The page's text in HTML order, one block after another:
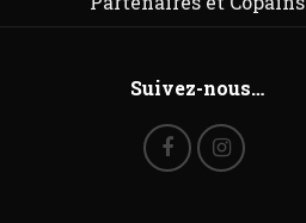
Suivez-nous…